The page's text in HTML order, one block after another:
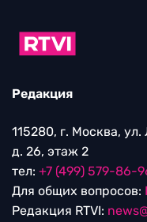
Редакция
115280, г. Москва,
д. 26, этаж 2
тел: +7 (499) 579-86-
Для общих вопросов:
Редакция RTVI: